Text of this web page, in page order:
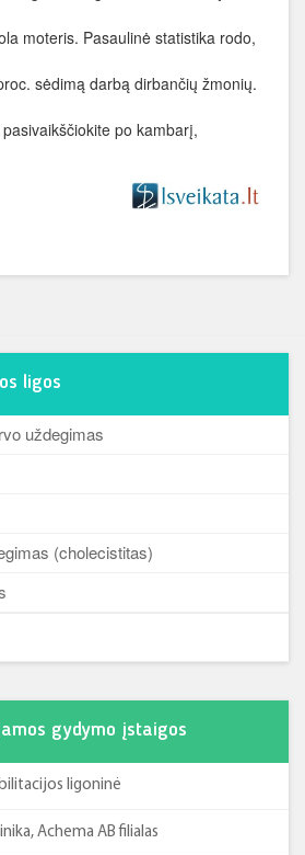
moteris. Pasaulinė statistika rodo,
sėdimą darbą dirbančių žmonių.
po kambarį,
ligos
uždegimas
(cholecistitas)
gydymo įstaigos
ligoninė
Achema AB filialas